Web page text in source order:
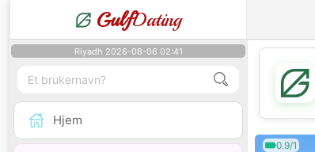
GulfDating
Riyadh 2026-08-06 02:41
Hjem
0.9/1